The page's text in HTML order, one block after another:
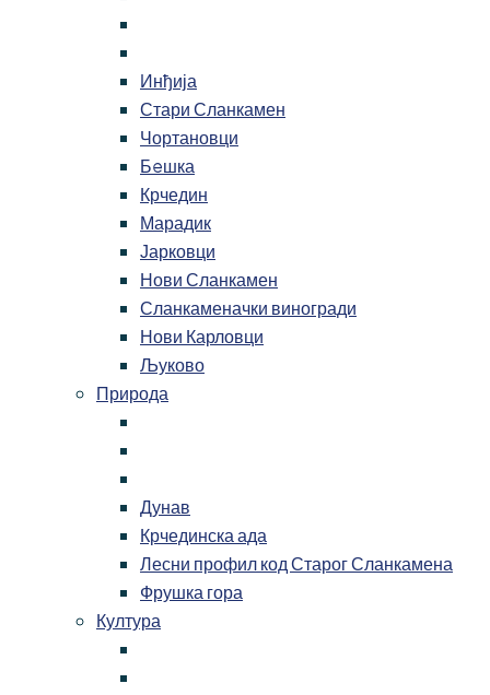
Инђија
Стари Сланкамен
Чортановци
Бeшка
Крчедин
Марадик
Јарковци
Нови Сланкамен
Сланкаменачки виногради
Нови Карловци
Љуково
Природа
Дунав
Крчединска ада
Лесни профил код Старог Сланкамена
Фрушка гора
Култура